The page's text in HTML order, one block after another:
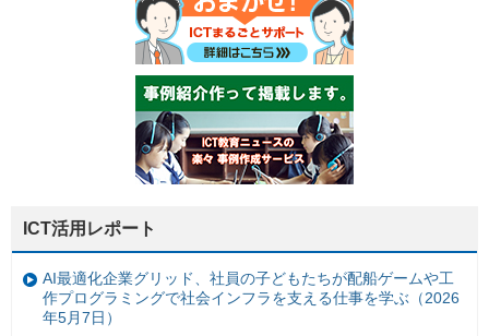
ICT活用レポート
AI最適化企業グリッド、社員の子どもたちが配船ゲームや工
作プログラミングで社会インフラを支える仕事を学ぶ（2026
年5月7日）